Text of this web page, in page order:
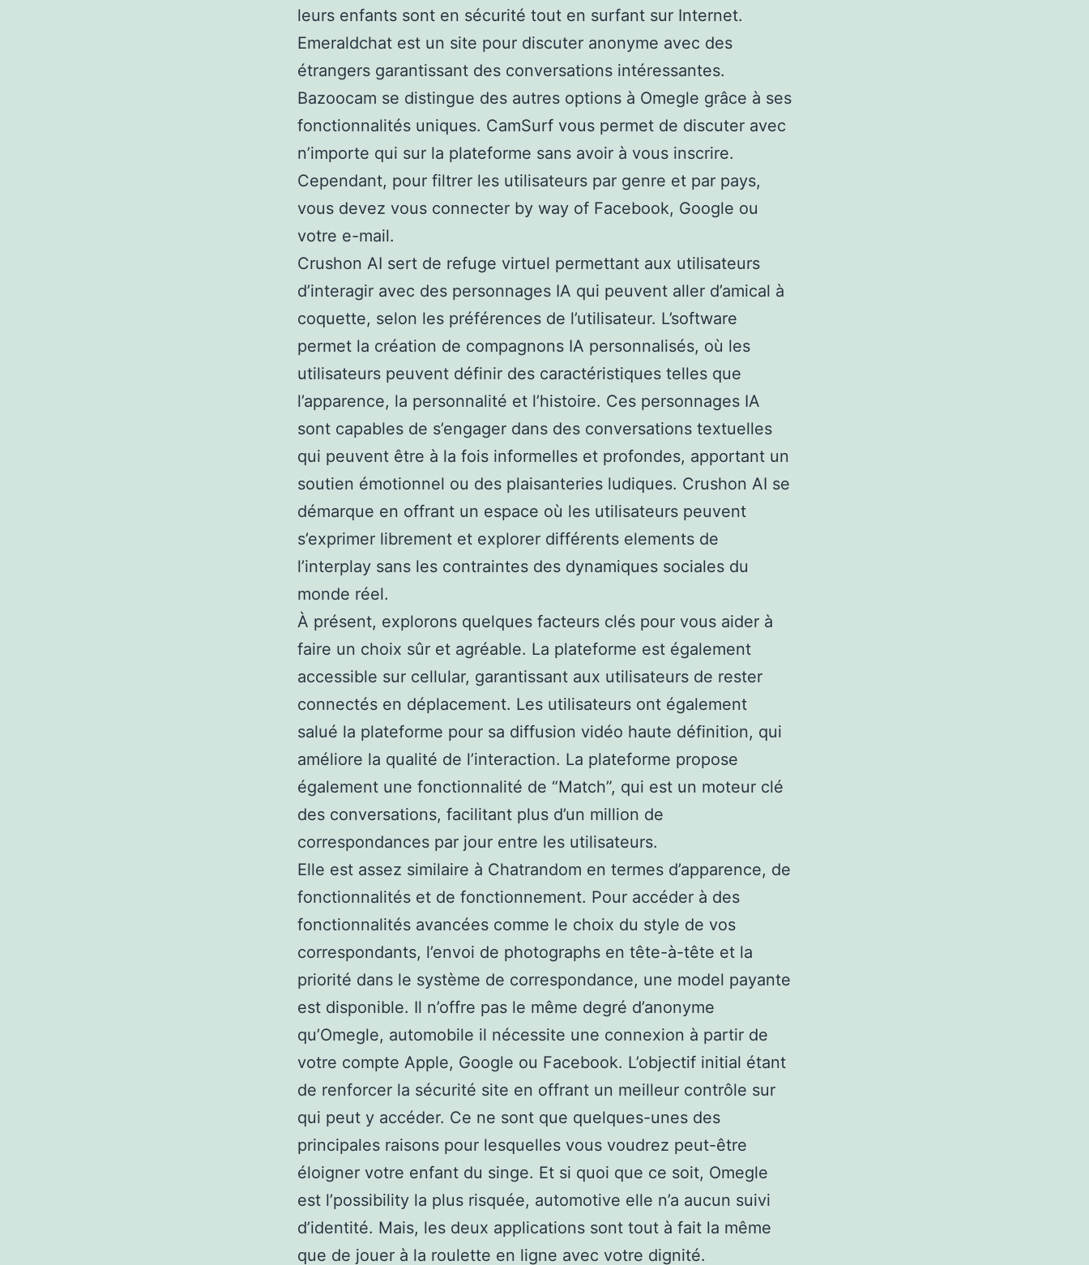
leurs enfants sont en sécurité tout en surfant sur Internet.
Emeraldchat est un site pour discuter anonyme avec des
étrangers garantissant des conversations intéressantes.
Bazoocam se distingue des autres options à Omegle grâce à ses
fonctionnalités uniques. CamSurf vous permet de discuter avec
n’importe qui sur la plateforme sans avoir à vous inscrire.
Cependant, pour filtrer les utilisateurs par genre et par pays,
vous devez vous connecter by way of Facebook, Google ou
votre e-mail.
Crushon AI sert de refuge virtuel permettant aux utilisateurs
d’interagir avec des personnages IA qui peuvent aller d’amical à
coquette, selon les préférences de l’utilisateur. L’software
permet la création de compagnons IA personnalisés, où les
utilisateurs peuvent définir des caractéristiques telles que
l’apparence, la personnalité et l’histoire. Ces personnages IA
sont capables de s’engager dans des conversations textuelles
qui peuvent être à la fois informelles et profondes, apportant un
soutien émotionnel ou des plaisanteries ludiques. Crushon AI se
démarque en offrant un espace où les utilisateurs peuvent
s’exprimer librement et explorer différents elements de
l’interplay sans les contraintes des dynamiques sociales du
monde réel.
À présent, explorons quelques facteurs clés pour vous aider à
faire un choix sûr et agréable. La plateforme est également
accessible sur cellular, garantissant aux utilisateurs de rester
connectés en déplacement. Les utilisateurs ont également
salué la plateforme pour sa diffusion vidéo haute définition, qui
améliore la qualité de l’interaction. La plateforme propose
également une fonctionnalité de “Match”, qui est un moteur clé
des conversations, facilitant plus d’un million de
correspondances par jour entre les utilisateurs.
Elle est assez similaire à Chatrandom en termes d’apparence, de
fonctionnalités et de fonctionnement. Pour accéder à des
fonctionnalités avancées comme le choix du style de vos
correspondants, l’envoi de photographs en tête-à-tête et la
priorité dans le système de correspondance, une model payante
est disponible. Il n’offre pas le même degré d’anonyme
qu’Omegle, automobile il nécessite une connexion à partir de
votre compte Apple, Google ou Facebook. L’objectif initial étant
de renforcer la sécurité site en offrant un meilleur contrôle sur
qui peut y accéder. Ce ne sont que quelques-unes des
principales raisons pour lesquelles vous voudrez peut-être
éloigner votre enfant du singe. Et si quoi que ce soit, Omegle
est l’possibility la plus risquée, automotive elle n’a aucun suivi
d’identité. Mais, les deux applications sont tout à fait la même
que de jouer à la roulette en ligne avec votre dignité.